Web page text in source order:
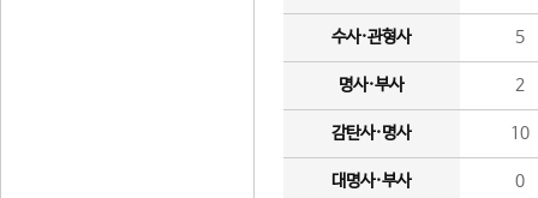
수사·관형사 5
명사·부사 2
감탄사·명사 10
대명사·부사 0